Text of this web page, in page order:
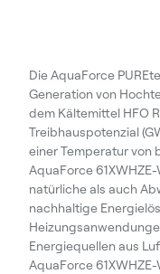
Die AquaForce
Generation von
dem Kältemittel HFO
Treibhauspotenzial
einer Temperatur von
AquaForce
natürliche als auch
nachhaltige
Energiequellen aus
AquaForce